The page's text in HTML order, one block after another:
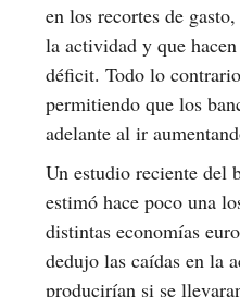
en los recortes de
la actividad y que
déficit. Todo lo
permitiendo que los
adelante al ir
Un estudio reciente del
estimó hace poco una
distintas economías
dedujo las caídas en la
producirían si se